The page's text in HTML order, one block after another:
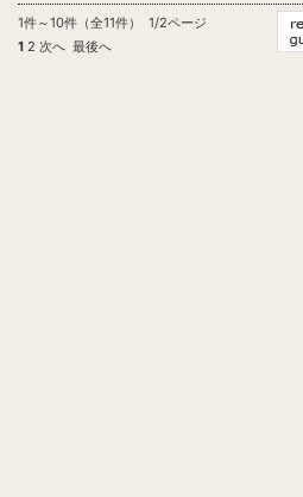
1件～10件（全11件） 1/2ページ
1 2 次へ 最後へ